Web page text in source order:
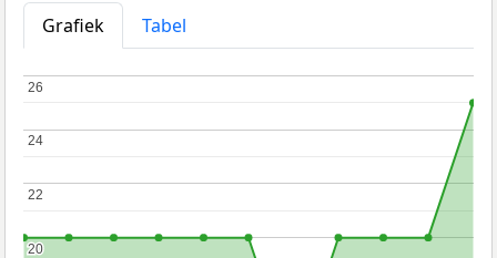
Grafiek
Tabel
20
20
22
22
24
24
26
26